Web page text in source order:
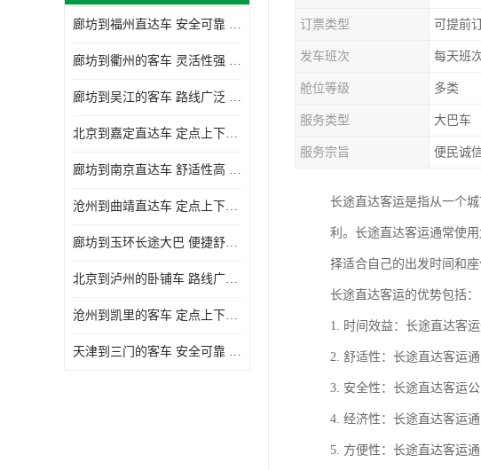
廊坊到福州直达车 安全可靠 确保有座位可用
廊坊到衢州的客车 灵活性强 提供多班次选择
廊坊到吴江的客车 路线广泛 确保乘客的安全
北京到嘉定直达车 定点上下车 确保有座位可用
廊坊到南京直达车 舒适性高 确保有座位可用
沧州到曲靖直达车 定点上下车 能够连接城市和乡村
廊坊到玉环长途大巴 便捷舒适 确保乘客的安全
北京到泸州的卧铺车 路线广泛 确保有座位可用
沧州到凯里的客车 定点上下车 满足多种出行需求
天津到三门的客车 安全可靠 提供多班次选择
订票类型 可提前
发车班次 每天班
舱位等级 多类
服务类型 大巴车
服务宗旨 便民诚
长途直达客运是指从一个
利。长途直达客运通常使
择适合自己的出发时间和
长途直达客运的优势包括：
1. 时间效益：长途直达客
2. 舒适性：长途直达客运
3. 安全性：长途直达客运
4. 经济性：长途直达客运
5. 方便性：长途直达客运